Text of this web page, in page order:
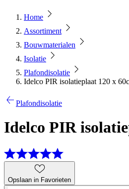
Home
Assortiment
Bouwmaterialen
Isolatie
Plafondisolatie
Idelco PIR isolatieplaat 120 x
Plafondisolatie
Idelco PIR
Opslaan in Favorieten